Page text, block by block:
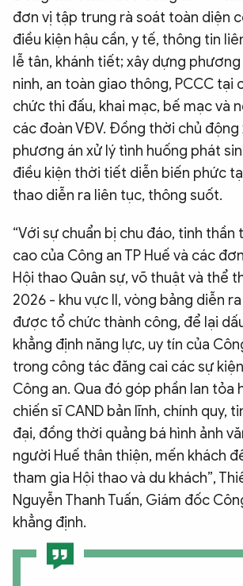
đơn vị tập trung rà soát toàn diện
điều kiện hậu cần, y tế, thông tin
lễ tân, khánh tiết; xây dựng
ninh, an toàn giao thông, PCCC tại
chức thi đấu, khai mạc, bế mạc và
các đoàn VĐV. Đồng thời chủ động
phương án xử lý tình huống phát
điều kiện thời tiết diễn biến phức
thao diễn ra liên tục, thông suốt.
“Với sự chuẩn bị chu đáo, tinh thần
cao của Công an TP Huế và các
Hội thao Quân sự, võ thuật và thể
2026 - khu vực II, vòng bảng diễn
được tổ chức thành công, để lại
khẳng định năng lực, uy tín của
trong công tác đăng cai các sự
Công an. Qua đó góp phần lan tỏa
chiến sĩ CAND bản lĩnh, chính quy,
đại, đồng thời quảng bá hình ảnh
người Huế thân thiện, mến khách
tham gia Hội thao và du khách”,
Nguyễn Thanh Tuấn, Giám đốc
khẳng định.